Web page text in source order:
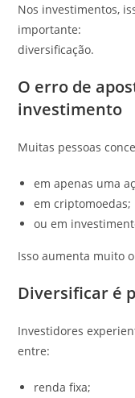
Nos investimentos,
importante:
diversificação.
O erro de
investimento
Muitas pessoas
em apenas uma
em criptomoedas;
ou em
Isso aumenta muito
Diversificar é
Investidores
entre:
renda fixa;